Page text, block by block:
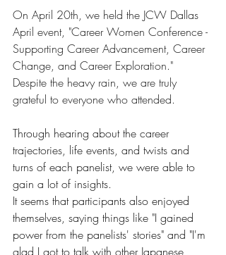
On April 20th, we held the JCW Dallas
April event, "Career Women Conference -
Supporting Career Advancement, Career
Change, and Career Exploration."
Despite the heavy rain, we are truly
grateful to everyone who attended.
Through hearing about the career
trajectories, life events, and twists and
turns of each panelist, we were able to
gain a lot of insights.
It seems that participants also enjoyed
themselves, saying things like "I gained
power from the panelists' stories" and "I'm
glad I got to talk with other Japanese